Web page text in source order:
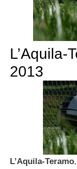
L’Aquila-
2013
L’Aquila-Teramo